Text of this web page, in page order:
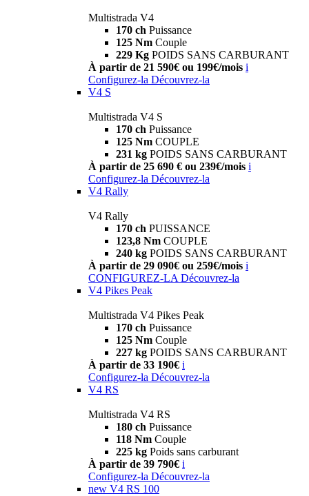
Multistrada V4
170 ch Puissance
125 Nm Couple
229 Kg POIDS SANS CARBURANT
À partir de 21 590€ ou 199€/mois i
Configurez-la Découvrez-la
V4 S
Multistrada V4 S
170 ch Puissance
125 Nm COUPLE
231 kg POIDS SANS CARBURANT
À partir de 25 690 € ou 239€/mois i
Configurez-la Découvrez-la
V4 Rally
V4 Rally
170 ch PUISSANCE
123,8 Nm COUPLE
240 kg POIDS SANS CARBURANT
À partir de 29 090€ ou 259€/mois i
CONFIGUREZ-LA Découvrez-la
V4 Pikes Peak
Multistrada V4 Pikes Peak
170 ch Puissance
125 Nm Couple
227 kg POIDS SANS CARBURANT
À partir de 33 190€ i
Configurez-la Découvrez-la
V4 RS
Multistrada V4 RS
180 ch Puissance
118 Nm Couple
225 kg Poids sans carburant
À partir de 39 790€ i
Configurez-la Découvrez-la
new V4 RS 100